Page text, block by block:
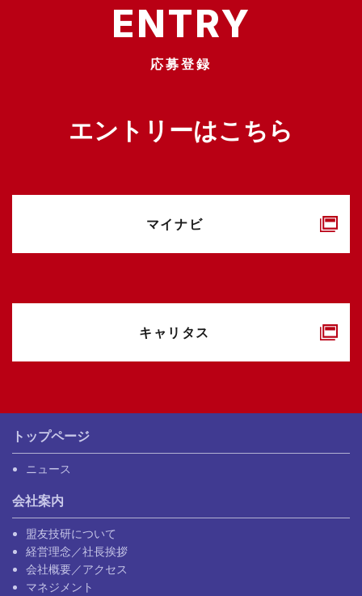
ENTRY
応募登録
エントリーはこちら
マイナビ
キャリタス
トップページ
ニュース
会社案内
盟友技研について
経営理念／社長挨拶
会社概要／アクセス
マネジメント